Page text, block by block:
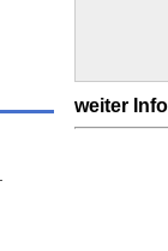
weiter